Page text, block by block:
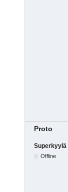
Proto
Superkyylä
Offline